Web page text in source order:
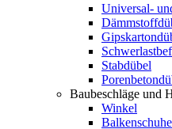
Universal-
Stabdübel
Baubeschläge und
Winkel